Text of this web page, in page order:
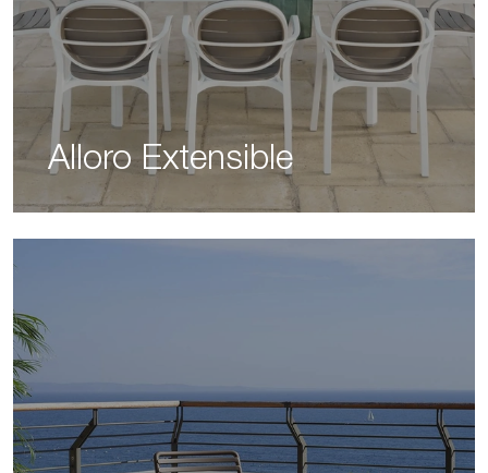
Alloro Extensible